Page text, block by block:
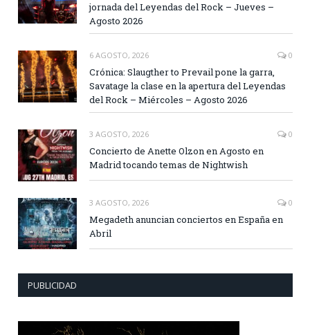
jornada del Leyendas del Rock – Jueves –
Agosto 2026
6 AGOSTO, 2026 0
Crónica: Slaugther to Prevail pone la garra,
Savatage la clase en la apertura del Leyendas
del Rock – Miércoles – Agosto 2026
3 AGOSTO, 2026 0
Concierto de Anette Olzon en Agosto en
Madrid tocando temas de Nightwish
3 AGOSTO, 2026 0
Megadeth anuncian conciertos en España en
Abril
PUBLICIDAD